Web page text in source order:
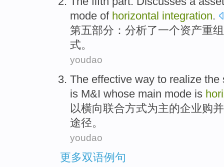
mode of horizontal integration.
第五部分 ： 分析了一个资产重组
式。
youdao
The effective way to realize the
is M&I whose main mode is
以横向联合方式为主的企业购并
途径。
youdao
更多双语例句